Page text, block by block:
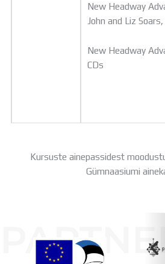
New Headway
John and Liz
New Headway
CDs
Kursuste ainepassidest
Gümnaasiumi